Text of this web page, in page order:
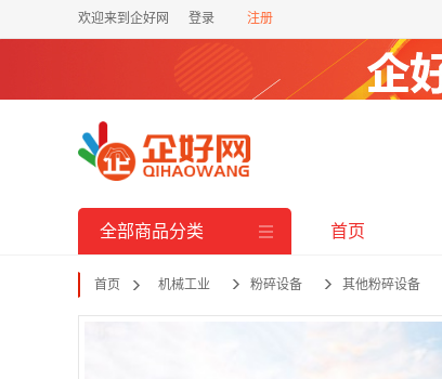
欢迎来到企好网 登录 注册
全部商品分类 首页
首页 机械工业 粉碎设备 其他粉碎设备